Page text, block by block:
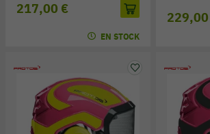
217,00 €
EN STOCK